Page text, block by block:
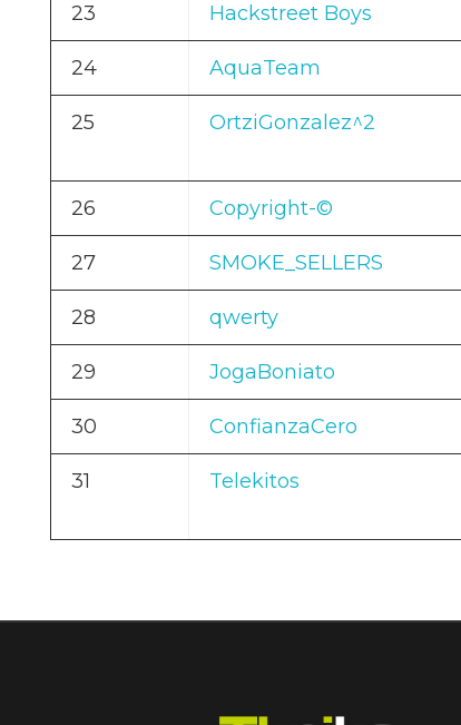
23 Hackstreet Boys
24 AquaTeam
25 OrtziGonzalez^2
26 Copyright-©
27 SMOKE_SELLERS
28 qwerty
29 JogaBoniato
30 ConfianzaCero
31 Telekitos